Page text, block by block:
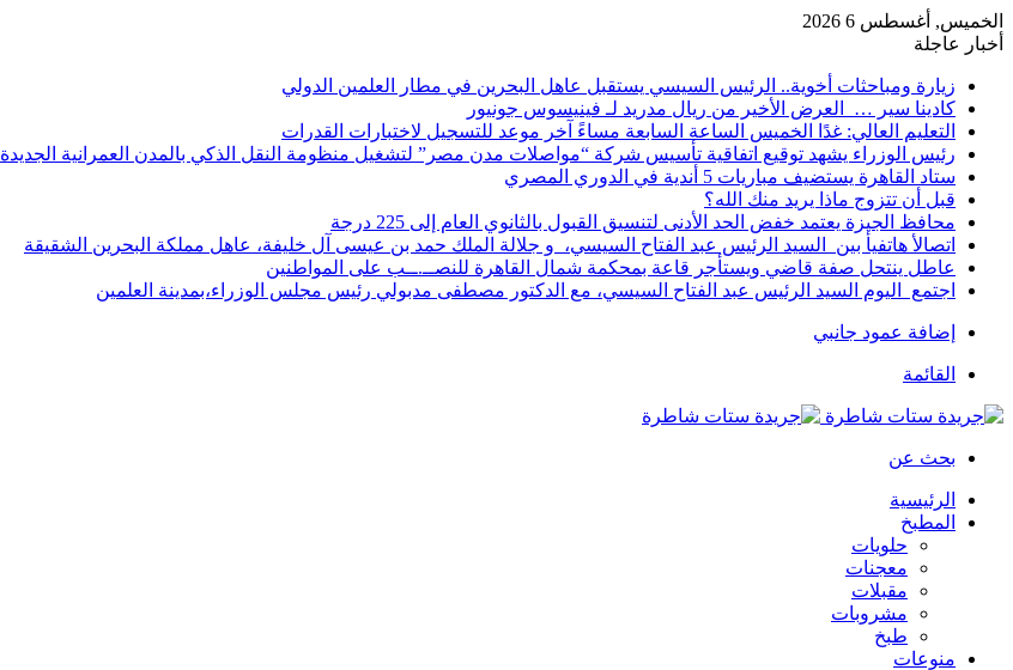
الخميس, أغسطس 6 2026
أخبار عاجلة
زيارة ومباحثات أخوية.. الرئيس السيسي يستقبل عاهل البحرين في مطار العلمين الدولي
كادينا سير … العرض الأخير من ريال مدريد لـ فينيسوس جونيور
التعليم العالي: غدًا الخميس الساعة السابعة مساءً آخر موعد للتسجيل لاختبارات القدرات
رئيس الوزراء يشهد توقيع اتفاقية تأسيس شركة “مواصلات مدن مصر” لتشغيل منظومة النقل الذكي بالمدن العمرانية الجديدة
ستاد القاهرة يستضيف مباريات 5 أندية في الدوري المصري
قبل أن تتزوج ماذا يريد منك الله؟
محافظ الجيزة يعتمد خفض الحد الأدنى لتنسيق القبول بالثانوي العام إلى 225 درجة
اتصالأ هاتفيأ بين السيد الرئيس عبد الفتاح السيسي، و جلالة الملك حمد بن عيسى آل خليفة، عاهل مملكة البحرين الشقيقة
عاطل ينتحل صفة قاضي ويستأجر قاعة بمحكمة شمال القاهرة للنصــ.ــب على المواطنين
اجتمع اليوم السيد الرئيس عبد الفتاح السيسي، مع الدكتور مصطفى مدبولي رئيس مجلس الوزراء،بمدينة العلمين
إضافة عمود جانبي
القائمة
بحث عن
الرئيسية
المطبخ
حلويات
معجنات
مقبلات
مشروبات
طبخ
منوعات